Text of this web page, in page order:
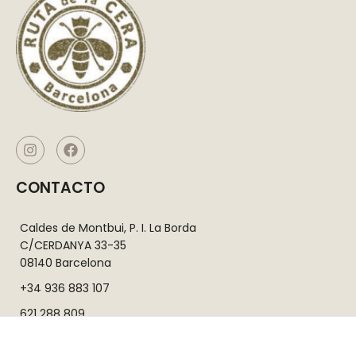
CONTACTO
Caldes de Montbui, P. I. La Borda
C/CERDANYA 33-35
08140 Barcelona
+34 936 883 107
621 288 809